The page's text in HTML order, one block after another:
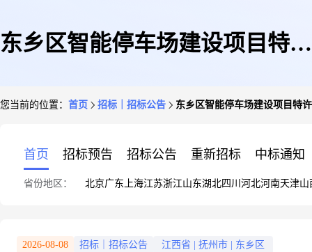
东乡区智能停车场建设项目特许
您当前的位置： 首页 招标｜招标公告 东乡区智能停车场建设项目特
首页 招标预告 招标公告 重新招标 中标通知
省份地区： 北京广东 上海江苏浙江山东湖北四川 河北河南天津山
2026-08-08 招标｜招标公告 江西省 抚州市 东乡区